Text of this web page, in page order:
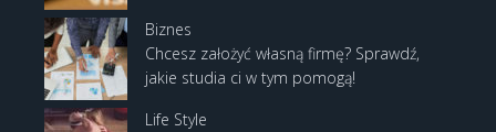
Biznes
Chcesz założyć własną firmę? Sprawdź,
jakie studia ci w tym pomogą!
Life Style